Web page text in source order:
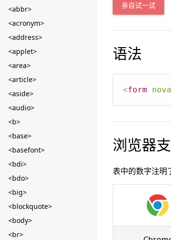
<abbr>
<acronym>
<address>
<applet>
<area>
<article>
<aside>
<audio>
<b>
<base>
<basefont>
<bdi>
<bdo>
<big>
<blockquote>
<body>
<br>
亲自试一试
语法
<form
浏览器
表中的数字注明